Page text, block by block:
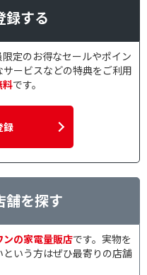
録する
定のお得なセールやポイン
ービスなどの特典をご利用
料です。
録
舗を探す
の家電量販店です。実物を
いう方はぜひ最寄りの店舗